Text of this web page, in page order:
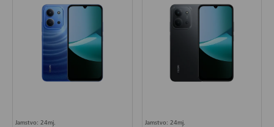
Jamstvo: 24mj. Jamstvo: 24mj.